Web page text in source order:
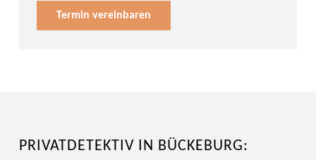
Termin vereinbaren
PRIVATDETEKTIV IN BÜCKEBURG: